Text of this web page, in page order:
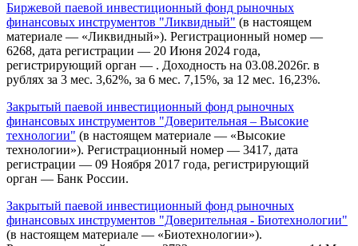
Биржевой паевой инвестиционный фонд рыночных
финансовых инструментов "Ликвидный" (в настоящем
материале — «Ликвидный»). Регистрационный номер —
6268, дата регистрации — 20 Июня 2024 года,
регистрирующий орган — . Доходность на 03.08.2026г. в
рублях за 3 мес. 3,62%, за 6 мес. 7,15%, за 12 мес. 16,23%.
Закрытый паевой инвестиционный фонд рыночных
финансовых инструментов "Доверительная – Высокие
технологии" (в настоящем материале — «Высокие
технологии»). Регистрационный номер — 3417, дата
регистрации — 09 Ноября 2017 года, регистрирующий
орган — Банк России.
Закрытый паевой инвестиционный фонд рыночных
финансовых инструментов "Доверительная - Биотехнологии"
(в настоящем материале — «Биотехнологии»).